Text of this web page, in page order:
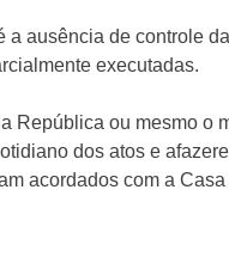
a ausência de controle
executadas.
Repúbli­ca ou mesmo o
dos atos e
acordados com a